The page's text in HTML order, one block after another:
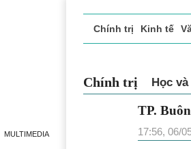
MULTIMEDIA
Chính trị Kinh tế
Chính trị Học
TP.
17:56, 06/